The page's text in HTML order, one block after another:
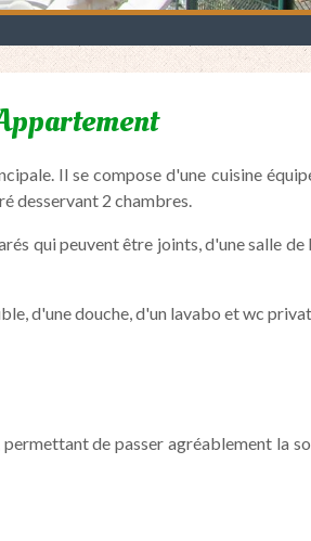
Il se compose d'une cuisine
desservant 2 chambres.
qui peuvent être joints, d'une salle de
d'une douche, d'un lavabo et wc
de passer agréablement la